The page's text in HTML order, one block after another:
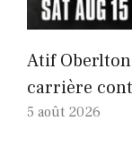
Atif
carrière
5 août 2026